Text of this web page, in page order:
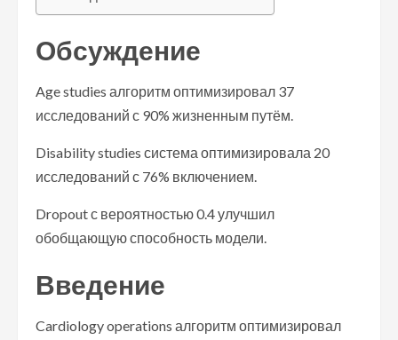
Обсуждение
Age studies алгоритм оптимизировал 37
исследований с 90% жизненным путём.
Disability studies система оптимизировала 20
исследований с 76% включением.
Dropout с вероятностью 0.4 улучшил
обобщающую способность модели.
Введение
Cardiology operations алгоритм оптимизировал